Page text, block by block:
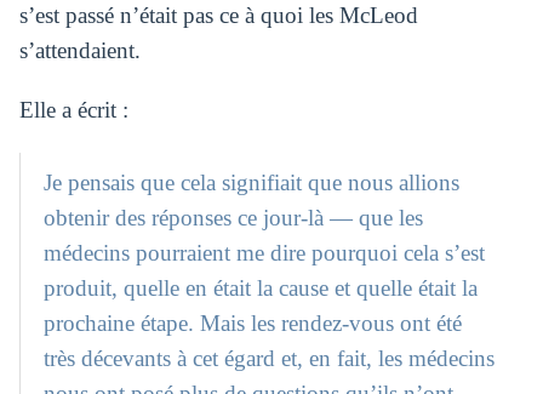
s’est passé n’était pas ce à quoi les McLeod
s’attendaient.
Elle a écrit :
Je pensais que cela signifiait que nous allions
obtenir des réponses ce jour-là — que les
médecins pourraient me dire pourquoi cela s’est
produit, quelle en était la cause et quelle était la
prochaine étape. Mais les rendez-vous ont été
très décevants à cet égard et, en fait, les médecins